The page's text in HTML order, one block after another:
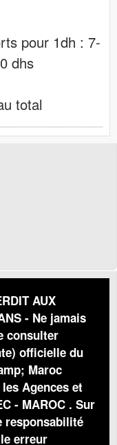
pour 1dh : 7-
dhs
total
AUX
- Ne jamais
consulter
officielle du
Maroc
Agences et
- MAROC . Sur
responsabilité
erreur